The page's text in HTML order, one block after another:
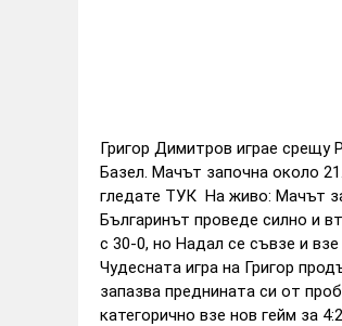
Григор Димитров играе срещу
Базел. Мачът започна около
гледате ТУК На живо: Мачът
Българинът проведе силно и
с 30-0, но Надал се съвзе и
Чудесната игра на Григор
запазва преднината си от
категорично взе нов гейм за